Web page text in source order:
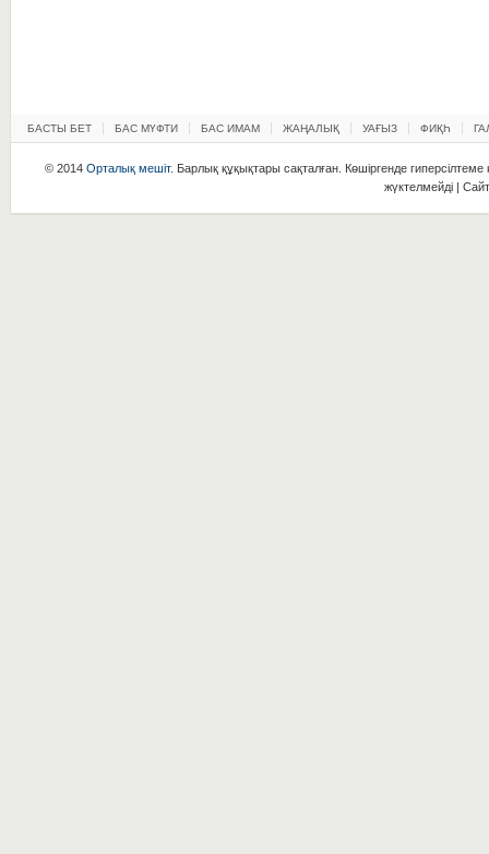
БАСТЫ БЕТ БАС МҮФТИ БАС ИМАМ ЖАҢАЛЫҚ УАҒЫЗ ФИҚҺ
© 2014 Орталық мешіт. Барлық құқықтары сақталған. Көшіргенде гиперсілтеме
жүктелмейді |